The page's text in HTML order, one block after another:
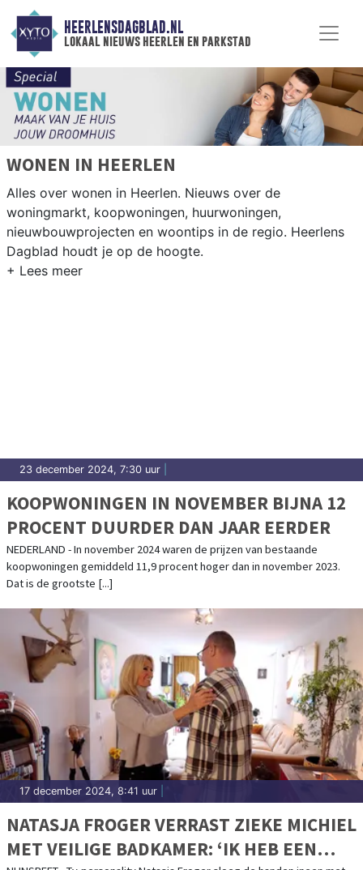
HEERLENSDAGBLAD.NL
lokaal nieuws heerlen en parkstad
WONEN IN HEERLEN
Alles over wonen in Heerlen. Nieuws over de
woningmarkt, koopwoningen, huurwoningen,
nieuwbouwprojecten en woontips in de regio. Heerlens
Dagblad houdt je op de hoogte.
23 december 2024, 7:30 uur
KOOPWONINGEN IN NOVEMBER BIJNA 12
PROCENT DUURDER DAN JAAR EERDER
NEDERLAND - In november 2024 waren de prijzen van bestaande
koopwoningen gemiddeld 11,9 procent hoger dan in november 2023.
Dat is de grootste [...]
17 december 2024, 8:41 uur
NATASJA FROGER VERRAST ZIEKE MICHIEL
MET VEILIGE BADKAMER: ‘IK HEB EEN